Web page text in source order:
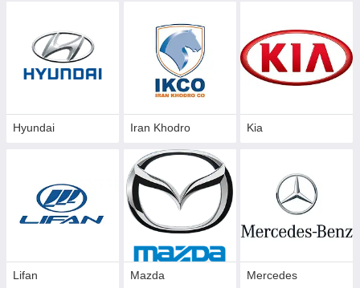
Hyundai Iran Khodro Kia
Lifan Mazda Mercedes